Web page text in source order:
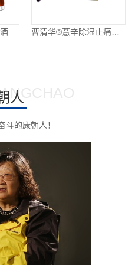
曹清华®薏辛除湿止痛胶囊
人
斗的康朝人！